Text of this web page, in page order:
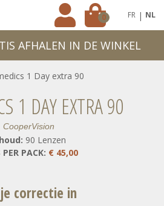
0 FR | NL
AFHALEN IN DE WINKEL
1 DAY EXTRA 90
CooperVision
90 Lenzen
PER PACK: € 45,00
correctie in